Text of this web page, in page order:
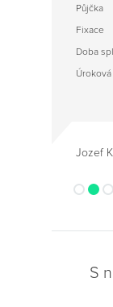
Půjčka
Fixace
Doba
Jozef
S